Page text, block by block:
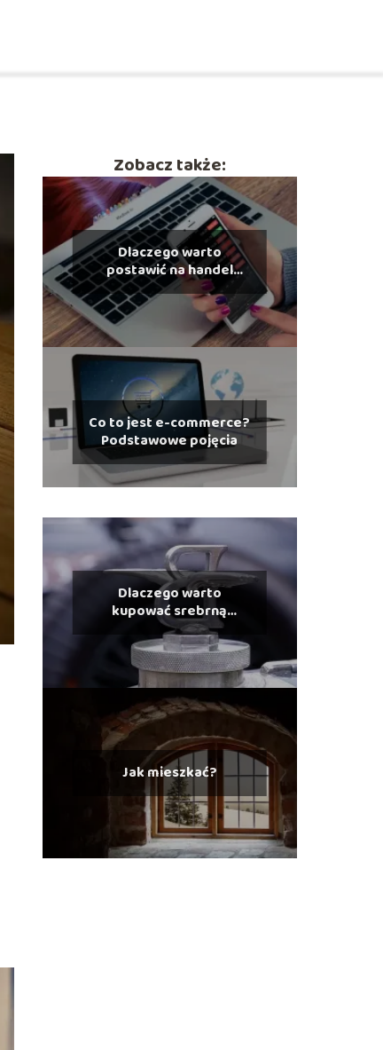
Zobacz także:
Dlaczego warto
postawić na handel
elektroniczny?
Co to jest e-commerce?
Podstawowe pojęcia
Dlaczego warto
kupować srebrną
biżuterię?
Jak mieszkać?